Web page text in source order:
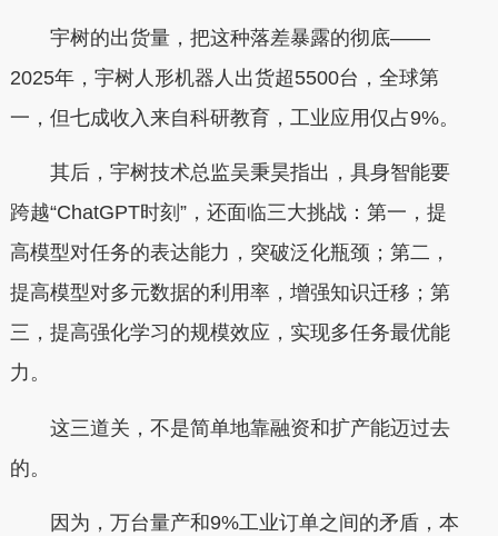
宇树的出货量，把这种落差暴露的彻底——
2025年，宇树人形机器人出货超5500台，全球第
一，但七成收入来自科研教育，工业应用仅占9%。
其后，宇树技术总监吴秉昊指出，具身智能要
跨越“ChatGPT时刻”，还面临三大挑战：第一，提
高模型对任务的表达能力，突破泛化瓶颈；第二，
提高模型对多元数据的利用率，增强知识迁移；第
三，提高强化学习的规模效应，实现多任务最优能
力。
这三道关，不是简单地靠融资和扩产能迈过去
的。
因为，万台量产和9%工业订单之间的矛盾，本